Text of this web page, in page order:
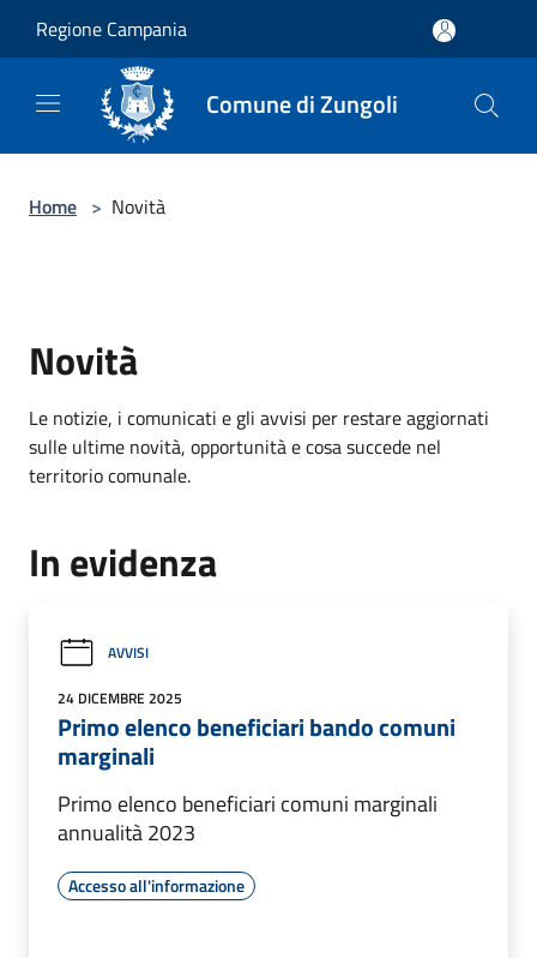
Regione Campania
Comune di Zungoli
Home > Novità
Novità
Le notizie, i comunicati e gli avvisi per restare aggiornati
sulle ultime novità, opportunità e cosa succede nel
territorio comunale.
In evidenza
AVVISI
24 DICEMBRE 2025
Primo elenco beneficiari bando comuni
marginali
Primo elenco beneficiari comuni marginali
annualità 2023
Accesso all'informazione